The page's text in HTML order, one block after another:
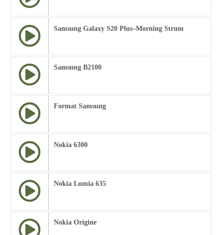
Samsung Galaxy S20 Plus–Morning Strum
Samsung B2100
Format Samsung
Nokia 6300
Nokia Lumia 635
Nokia Origine